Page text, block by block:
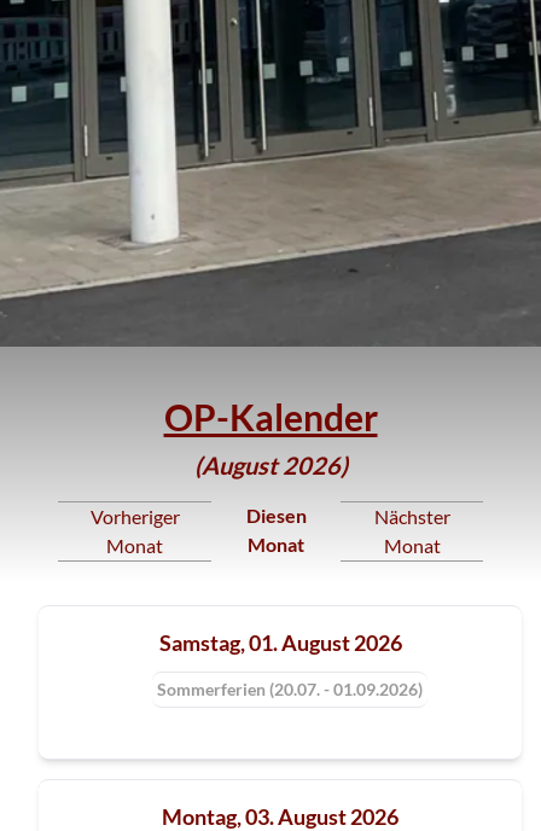
OP-Kalender
(August 2026)
Vorheriger
Monat
Diesen
Monat
Nächster
Monat
Samstag, 01. August 2026
Sommerferien (20.07. - 01.09.2026)
Montag, 03. August 2026